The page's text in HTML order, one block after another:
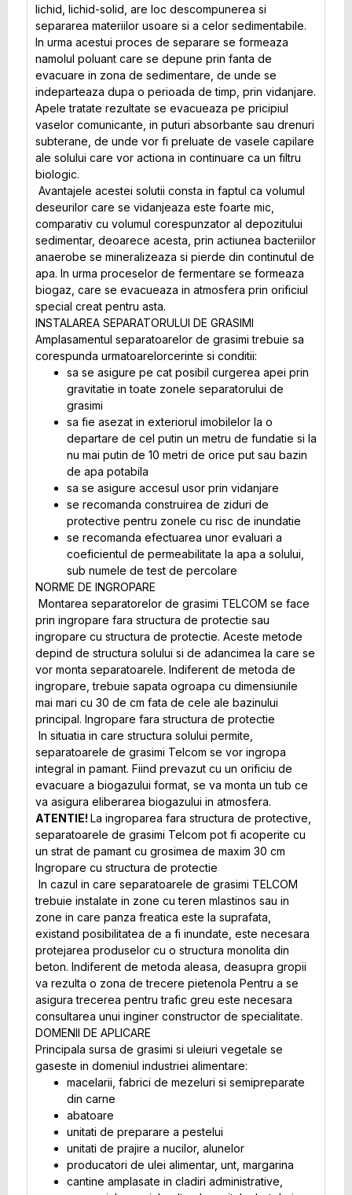
lichid, lichid-solid, are loc descompunerea si
separarea materiilor usoare si a celor sedimentabile.
In urma acestui proces de separare se formeaza
namolul poluant care se depune prin fanta de
evacuare in zona de sedimentare, de unde se
indeparteaza dupa o perioada de timp, prin vidanjare.
Apele tratate rezultate se evacueaza pe pricipiul
vaselor comunicante, in puturi absorbante sau drenuri
subterane, de unde vor fi preluate de vasele capilare
ale solului care vor actiona in continuare ca un filtru
biologic.
Avantajele acestei solutii consta in faptul ca volumul
deseurilor care se vidanjeaza este foarte mic,
comparativ cu volumul corespunzator al depozitului
sedimentar, deoarece acesta, prin actiunea bacteriilor
anaerobe se mineralizeaza si pierde din continutul de
apa. In urma proceselor de fermentare se formeaza
biogaz, care se evacueaza in atmosfera prin orificiul
special creat pentru asta.
INSTALAREA SEPARATORULUI DE GRASIMI
Amplasamentul separatoarelor de grasimi trebuie sa
corespunda urmatoarelorcerinte si conditii:
sa se asigure pe cat posibil curgerea apei prin
gravitatie in toate zonele separatorului de
grasimi
sa fie asezat in exteriorul imobilelor la o
departare de cel putin un metru de fundatie si la
nu mai putin de 10 metri de orice put sau bazin
de apa potabila
sa se asigure accesul usor prin vidanjare
se recomanda construirea de ziduri de
protective pentru zonele cu risc de inundatie
se recomanda efectuarea unor evaluari a
coeficientul de permeabilitate la apa a solului,
sub numele de test de percolare
NORME DE INGROPARE
Montarea separatorelor de grasimi TELCOM se face
prin ingropare fara structura de protectie sau
ingropare cu structura de protectie. Aceste metode
depind de structura solului si de adancimea la care se
vor monta separatoarele. Indiferent de metoda de
ingropare, trebuie sapata ogroapa cu dimensiunile
mai mari cu 30 de cm fata de cele ale bazinului
principal. Ingropare fara structura de protectie
In situatia in care structura solului permite,
separatoarele de grasimi Telcom se vor ingropa
integral in pamant. Fiind prevazut cu un orificiu de
evacuare a biogazului format, se va monta un tub ce
va asigura eliberarea biogazului in atmosfera.
ATENTIE! La ingroparea fara structura de protective,
separatoarele de grasimi Telcom pot fi acoperite cu
un strat de pamant cu grosimea de maxim 30 cm
Ingropare cu structura de protectie
In cazul in care separatoarele de grasimi TELCOM
trebuie instalate in zone cu teren mlastinos sau in
zone in care panza freatica este la suprafata,
existand posibilitatea de a fi inundate, este necesara
protejarea produselor cu o structura monolita din
beton. Indiferent de metoda aleasa, deasupra gropii
va rezulta o zona de trecere pietenola Pentru a se
asigura trecerea pentru trafic greu este necesara
consultarea unui inginer constructor de specialitate.
DOMENII DE APLICARE
Principala sursa de grasimi si uleiuri vegetale se
gaseste in domeniul industriei alimentare:
macelarii, fabrici de mezeluri si semipreparate
din carne
abatoare
unitati de preparare a pestelui
unitati de prajire a nucilor, alunelor
producatori de ulei alimentar, unt, margarina
cantine amplasate in cladiri administrative,